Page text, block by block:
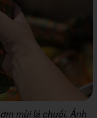
mùi lá chuối. Ảnh